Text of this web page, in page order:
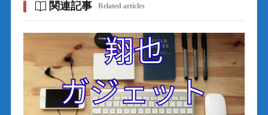
関連記事 Related articles